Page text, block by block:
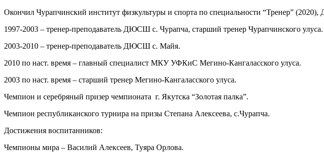
Окончил Чурапчинский институт физкультуры и спорта по специальности “Тренер”
1997-2003 – тренер-преподаватель ДЮСШ с. Чурапча, старший тренер Чурапчинского улуса.
2003-2010 – тренер-преподаватель ДЮСШ с. Майя.
2010 по наст. время – главный специалист МКУ УФКиС Мегино-Кангаласского улуса.
2003 по наст. время – старший тренер Мегино-Кангаласского улуса.
Чемпион и серебряный призер чемпионата г. Якутска “Золотая палка”.
Чемпион республиканского турнира на призы Степана Алексеева, с.Чурапча.
Достижения воспитанников:
Чемпионы мира – Василий Алексеев, Туяра Орлова.